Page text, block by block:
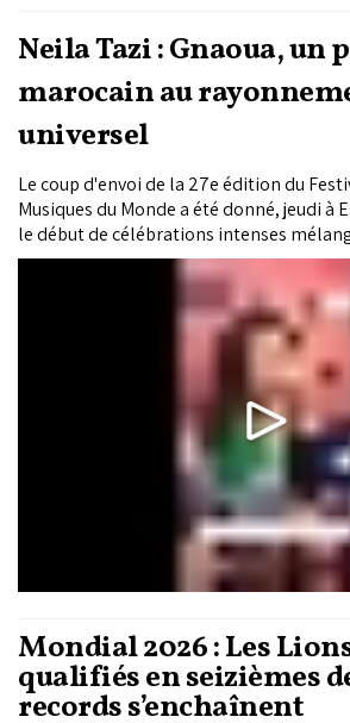
Neila Tazi : Gnaoua,
marocain au
universel
Le coup d'envoi de la 27e édition du
Musiques du Monde a été donné, jeudi à
le début de célébrations intenses
musicaux et diversité culturelle.
Mondial 2026 : Les
qualifiés en seizièmes
records s’enchaînent